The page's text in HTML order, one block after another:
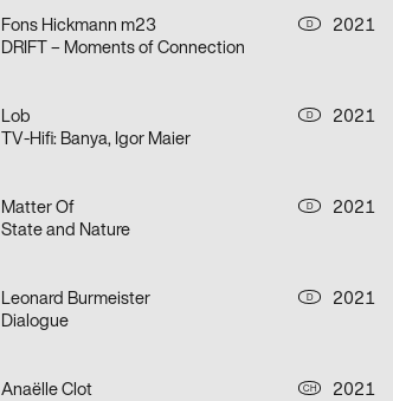
Fons Hickmann m23 D
2021
DRIFT – Moments of Connection
Lob D
2021
TV-Hifi: Banya, Igor Maier
Matter Of D
2021
State and Nature
Leonard Burmeister D
2021
Dialogue
Anaëlle Clot CH
2021